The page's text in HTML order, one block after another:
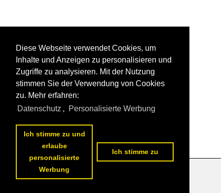
Datenschutzerklärung
Diese Webseite verwendet Cookies, um
Inhalte und Anzeigen zu personalisieren und
Zugriffe zu analysieren. Mit der Nutzung
stimmen Sie der Verwendung von Cookies
zu. Mehr erfahren:
Datenschutz , Personalisierte Werbung
Ich stimme zu und
erlaube
personalisierte
Werbung
Ich stimme zu